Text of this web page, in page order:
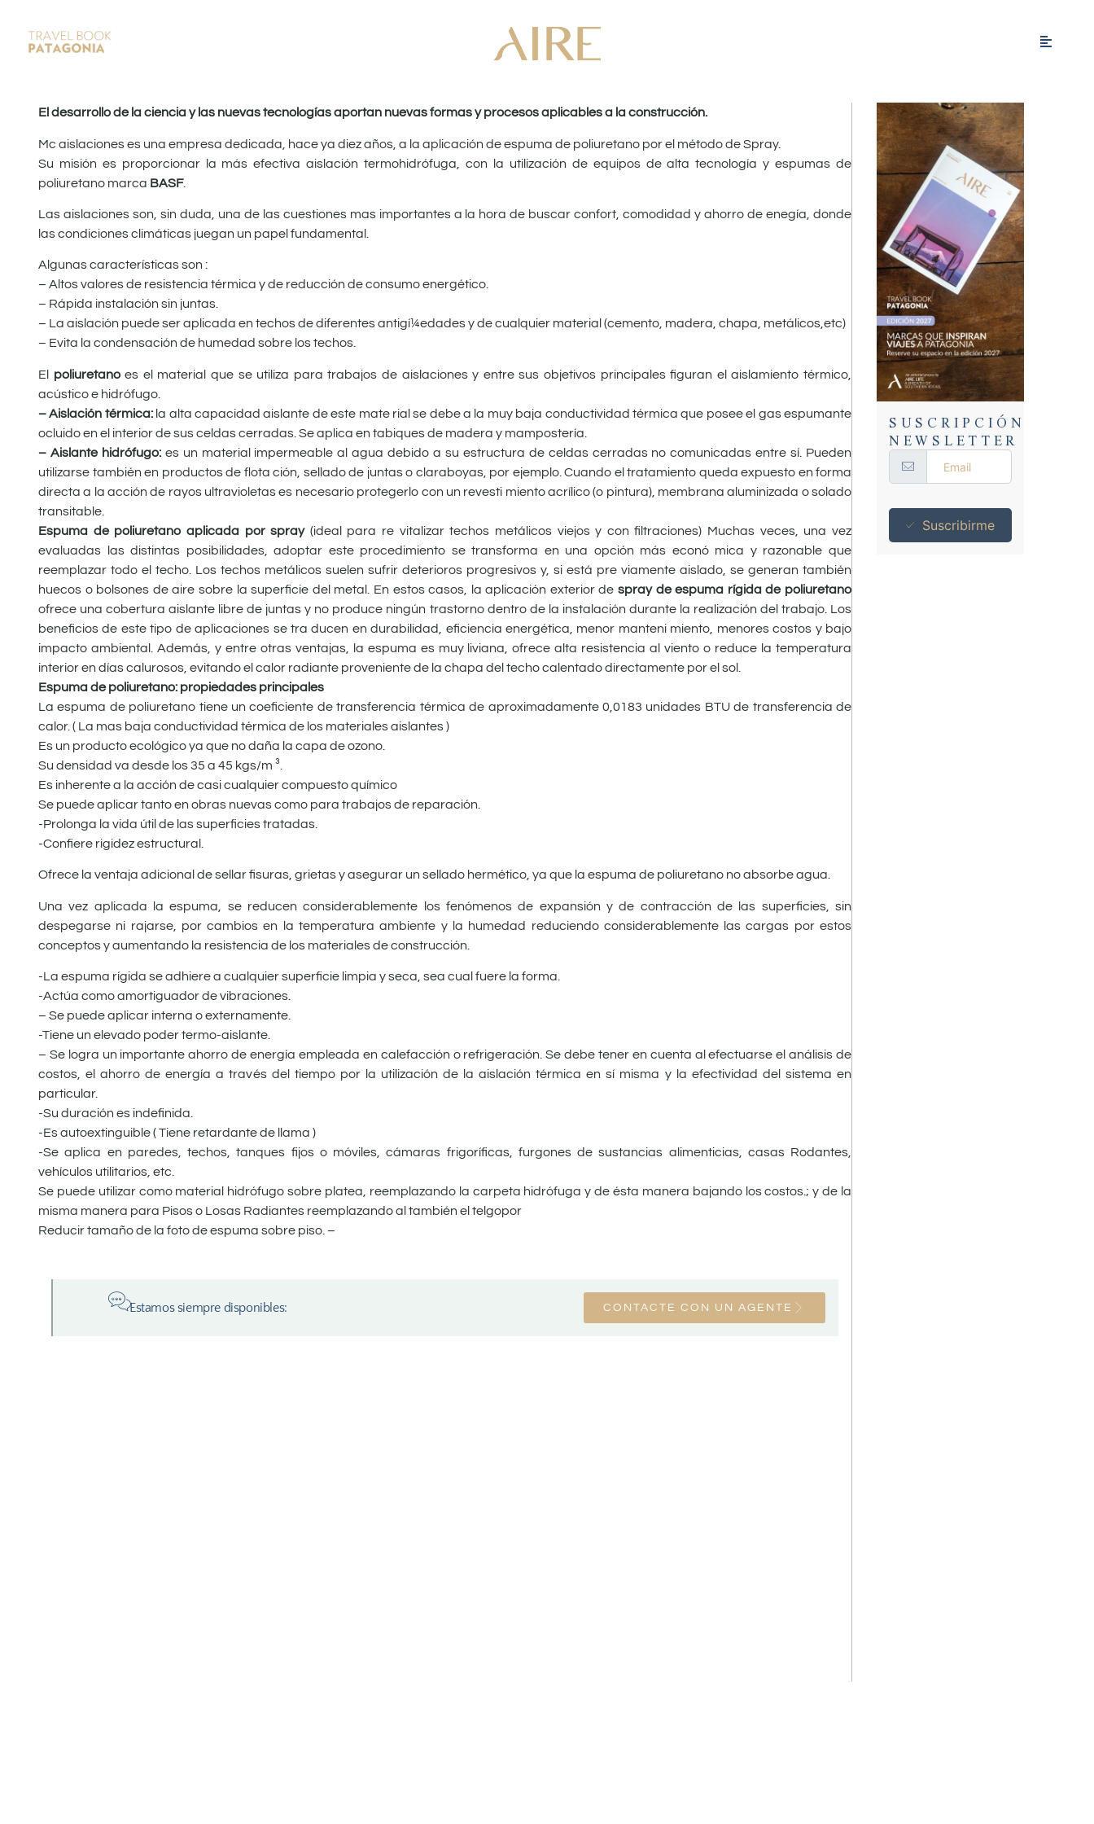
El desarrollo de la ciencia y las nuevas tecnologías aportan nuevas formas y procesos aplicables a la construcción.
Mc aislaciones es una empresa dedicada, hace ya diez años, a la aplicación de espuma de poliuretano por el método de Spray.
Su misión es proporcionar la más efectiva aislación termohidrófuga, con la utilización de equipos de alta tecnología y espumas de
poliuretano marca BASF.
Las aislaciones son, sin duda, una de las cuestiones mas importantes a la hora de buscar confort, comodidad y ahorro de enegía, donde
las condiciones climáticas juegan un papel fundamental.
Algunas características son :
– Altos valores de resistencia térmica y de reducción de con­sumo energético.
– Rápida instalación sin juntas.
– La aislación puede ser aplicada en techos de diferentes an­tigí¼edades y de cualquier material (cemento, madera, chapa, metálicos,etc)
– Evita la condensación de humedad sobre los techos.
El poliuretanoes el material que se utiliza para trabajos de aislaciones y entre sus objetivos prin­cipales figuran el aislamiento térmico,
acústico e hidrófugo.
– Aislación térmica:la alta capacidad aislante de este mate ­rial se debe a la muy baja conductividad térmica que posee el gas espumante
ocluido en el interior de sus celdas cerradas. Se aplica en tabiques de madera y mampostería.
– Aislante hidrófugo:es un material impermeable al agua debido a su estructura de celdas cerradas no comunicadas entre sí. Pueden
utilizarse también en productos de flota ­ción, sellado de juntas o claraboyas, por ejemplo. Cuando el tratamiento queda expuesto en forma
directa a la acción de rayos ultravioletas es necesario protegerlo con un revesti ­miento acrílico (o pintura), membrana aluminizada o solado
transitable.
Espuma de poliuretano aplicada por spray(ideal para re ­vitalizar techos metálicos viejos y con filtraciones) Muchas veces, una vez
evaluadas las distintas posibilidades, adoptar este procedimiento se transforma en una opción más econó ­mica y razonable que
reemplazar todo el techo. Los techos metálicos suelen sufrir deterioros progresivos y, si está pre ­viamente aislado, se generan también
huecos o bolsones de aire sobre la superficie del metal. En estos casos, la aplicación exterior despray de espuma rígida de poliuretano
ofrece una cobertura aislante libre de juntas y no produce ningún trastorno dentro de la instalación durante la realización del trabajo. Los
beneficios de este tipo de aplicaciones se tra ­ducen en durabilidad, eficiencia energética, menor manteni ­miento, menores costos y bajo
impacto ambiental. Además, y entre otras ventajas, la espuma es muy liviana, ofrece alta resistencia al viento o reduce la temperatura
interior en días calurosos, evitando el calor radiante proveniente de la chapa del techo calentado directamente por el sol.
Espuma de poliuretano: propiedades principales
La espuma de poliuretano tiene un coeficiente de transferencia térmica de aproximadamente 0,0183 unidades BTU de transferencia de
calor. ( La mas baja conductividad térmica de los materiales aislantes )
Es un producto ecológico ya que no daña la capa de ozono.
Su densidad va desde los 35 a 45 kgs/m ³.
Es inherente a la acción de casi cualquier compuesto químico
Se puede aplicar tanto en obras nuevas como para trabajos de reparación.
-Prolonga la vida útil de las superficies tratadas.
-Confiere rigidez estructural.
Ofrece la ventaja adicional de sellar fisuras, grietas y asegurar un sellado hermético, ya que la espuma de poliuretano no absorbe agua.
Una vez aplicada la espuma, se reducen considerablemente los fenómenos de expansión y de contracción de las superficies, sin
despegarse ni rajarse, por cambios en la temperatura ambiente y la humedad reduciendo considerablemente las cargas por estos
conceptos y aumentando la resistencia de los materiales de construcción.
-La espuma rígida se adhiere a cualquier superficie limpia y seca, sea cual fuere la forma.
-Actúa como amortiguador de vibraciones.
– Se puede aplicar interna o externamente.
-Tiene un elevado poder termo-aislante.
– Se logra un importante ahorro de energía empleada en calefacción o refrigeración. Se debe tener en cuenta al efectuarse el análisis de
costos, el ahorro de energía a través del tiempo por la utilización de la aislación térmica en sí misma y la efectividad del sistema en
particular.
-Su duración es indefinida.
-Es autoextinguible ( Tiene retardante de llama )
-Se aplica en paredes, techos, tanques fijos o móviles, cámaras frigoríficas, furgones de sustancias alimenticias, casas Rodantes,
vehículos utilitarios, etc.
Se puede utilizar como material hidrófugo sobre platea, reemplazando la carpeta hidrófuga y de ésta manera bajando los costos.; y de la
misma manera para Pisos o Losas Radiantes reemplazando al también el telgopor
Reducir tamaño de la foto de espuma sobre piso. –
Estamos siempre disponibles: CONTACTE CON UN AGENTE
SUSCRIPCIÓN
NEWSLETTER
Suscribirme